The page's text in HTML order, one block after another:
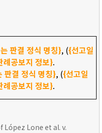
판결 정식 명칭}, ({선고일
례공보지 정보}.
판결 정식 명칭}, ({선고일
례공보지 정보}.
López Lone et al. v.